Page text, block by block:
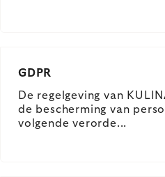
GDPR
De regelgeving van
de bescherming van
volgende verorde...